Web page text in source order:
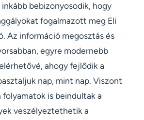
bebizonyosodik, hogy
fogalmazott meg Eli
Az információ megosztás és
egyre modernebb
ahogy fejlődik a
nap, mint nap. Viszont
is beindultak a
veszélyeztethetik a